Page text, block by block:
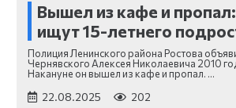
Вышел из кафе и
ищут 15-летнего
Полиция Ленинского района Ростова
Чернявского Алексея Николаевича 2010
Накануне он вышел из кафе и пропал. …
22.08.2025 202